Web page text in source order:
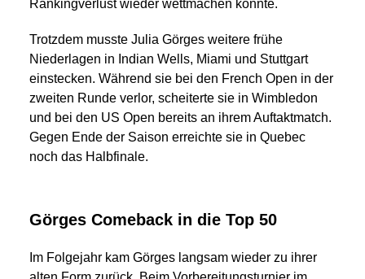
Rankingverlust wieder wettmachen konnte.
Trotzdem musste Julia Görges weitere frühe
Niederlagen in Indian Wells, Miami und Stuttgart
einstecken. Während sie bei den French Open in der
zweiten Runde verlor, scheiterte sie in Wimbledon
und bei den US Open bereits an ihrem Auftaktmatch.
Gegen Ende der Saison erreichte sie in Quebec
noch das Halbfinale.
Görges Comeback in die Top 50
Im Folgejahr kam Görges langsam wieder zu ihrer